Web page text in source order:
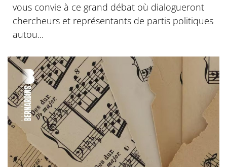
vous convie à ce grand débat où dialogueront
chercheurs et représentants de partis politiques
autou...